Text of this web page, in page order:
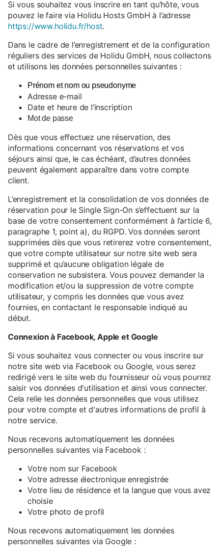
Si vous souhaitez vous inscrire en tant qu’hôte, vous
pouvez le faire via Holidu Hosts GmbH à l’adresse
https://www.holidu.fr/host.
Dans le cadre de l’enregistrement et de la configuration
réguliers des services de Holidu GmbH, nous collectons
et utilisons les données personnelles suivantes :
Prénom et nom ou pseudonyme
Adresse e-mail
Date et heure de l’inscription
Mot de passe
Dès que vous effectuez une réservation, des
informations concernant vos réservations et vos
séjours ainsi que, le cas échéant, d’autres données
peuvent également apparaître dans votre compte
client.
L’enregistrement et la consolidation de vos données de
réservation pour le Single Sign-On s’effectuent sur la
base de votre consentement conformément à l’article 6,
paragraphe 1, point a), du RGPD. Vos données seront
supprimées dès que vous retirerez votre consentement,
que votre compte utilisateur sur notre site web sera
supprimé et qu’aucune obligation légale de
conservation ne subsistera. Vous pouvez demander la
modification et/ou la suppression de votre compte
utilisateur, y compris les données que vous avez
fournies, en contactant le responsable indiqué au
début.
Connexion à Facebook, Apple et Google
Si vous souhaitez vous connecter ou vous inscrire sur
notre site web via Facebook ou Google, vous serez
redirigé vers le site web du fournisseur où vous pourrez
saisir vos données d'utilisation et ainsi vous connecter.
Cela relie les données personnelles que vous utilisez
pour votre compte et d'autres informations de profil à
notre service.
Nous recevons automatiquement les données
personnelles suivantes via Facebook :
Votre nom sur Facebook
Votre adresse électronique enregistrée
Votre lieu de résidence et la langue que vous avez
choisie
Votre photo de profil
Nous recevons automatiquement les données
personnelles suivantes via Google :